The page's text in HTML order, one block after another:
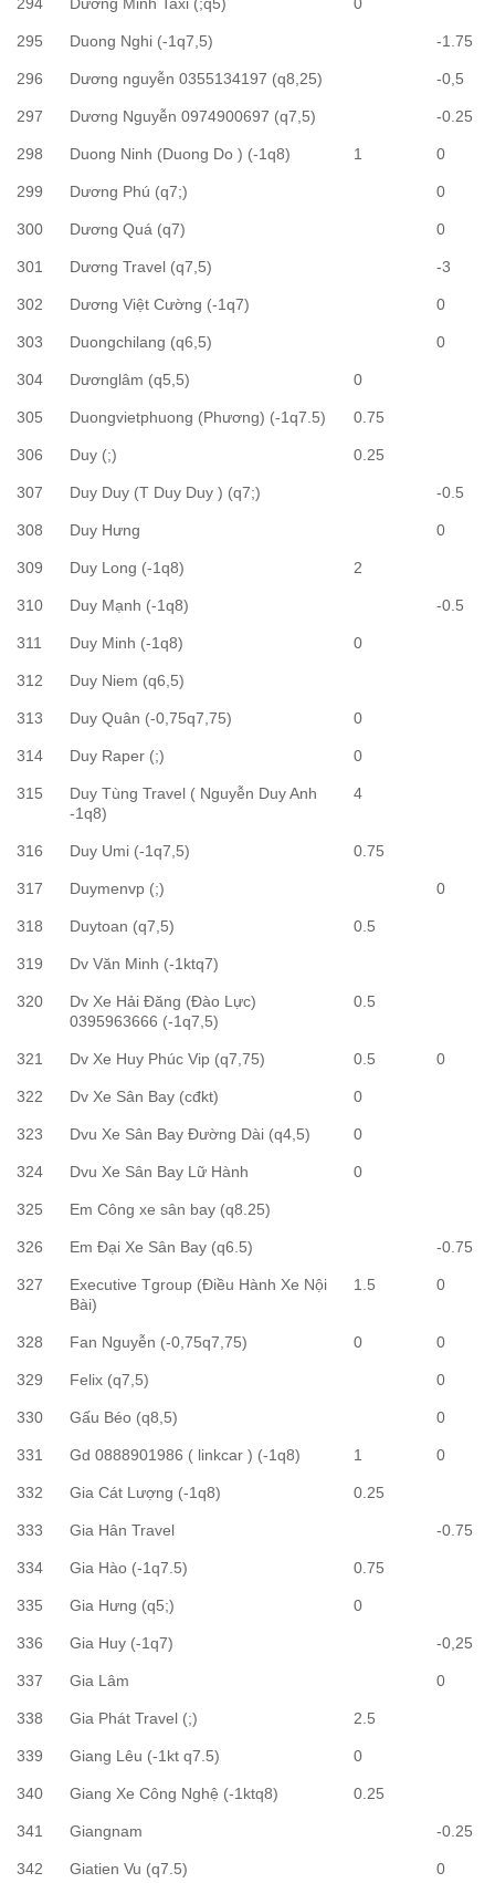
294 Dương Minh Taxi (;q5) 0
295 Duong Nghi (-1q7,5) -1.75
296 Dương nguyễn 0355134197 (q8,25) -0,5
297 Dương Nguyễn 0974900697 (q7,5) -0.25
298 Duong Ninh (Duong Do ) (-1q8) 1 0
299 Dương Phú (q7;) 0
300 Dương Quá (q7) 0
301 Dương Travel (q7,5) -3
302 Dương Việt Cường (-1q7) 0
303 Duongchilang (q6,5) 0
304 Dươnglâm (q5,5) 0
305 Duongvietphuong (Phương) (-1q7.5) 0.75
306 Duy (;) 0.25
307 Duy Duy (T Duy Duy ) (q7;) -0.5
308 Duy Hưng 0
309 Duy Long (-1q8) 2
310 Duy Mạnh (-1q8) -0.5
311 Duy Minh (-1q8) 0
312 Duy Niem (q6,5)
313 Duy Quân (-0,75q7,75) 0
314 Duy Raper (;) 0
315
Duy Tùng Travel ( Nguyễn Duy Anh
-1q8)
4
316 Duy Umi (-1q7,5) 0.75
317 Duymenvp (;) 0
318 Duytoan (q7,5) 0.5
319 Dv Văn Minh (-1ktq7)
320
Dv Xe Hải Đăng (Đào Lực)
0395963666 (-1q7,5)
0.5
321 Dv Xe Huy Phúc Vip (q7,75) 0.5 0
322 Dv Xe Sân Bay (cđkt) 0
323 Dvu Xe Sân Bay Đường Dài (q4,5) 0
324 Dvu Xe Sân Bay Lữ Hành 0
325 Em Công xe sân bay (q8.25)
326 Em Đại Xe Sân Bay (q6.5) -0.75
327
Executive Tgroup (Điều Hành Xe Nội
Bài)
1.5 0
328 Fan Nguyễn (-0,75q7,75) 0 0
329 Felix (q7,5) 0
330 Gấu Béo (q8,5) 0
331 Gd 0888901986 ( linkcar ) (-1q8) 1 0
332 Gia Cát Lượng (-1q8) 0.25
333 Gia Hân Travel -0.75
334 Gia Hào (-1q7.5) 0.75
335 Gia Hưng (q5;) 0
336 Gia Huy (-1q7) -0,25
337 Gia Lâm 0
338 Gia Phát Travel (;) 2.5
339 Giang Lêu (-1kt q7.5) 0
340 Giang Xe Công Nghệ (-1ktq8) 0.25
341 Giangnam -0.25
342 Giatien Vu (q7.5) 0